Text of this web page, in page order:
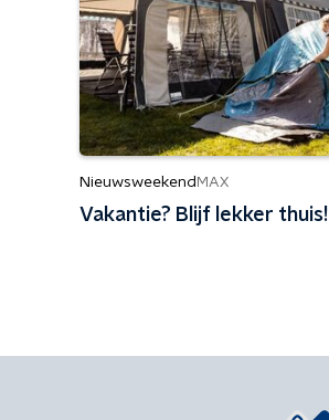
Nieuwsweekend MAX
Vakantie? Blijf lekker thuis!